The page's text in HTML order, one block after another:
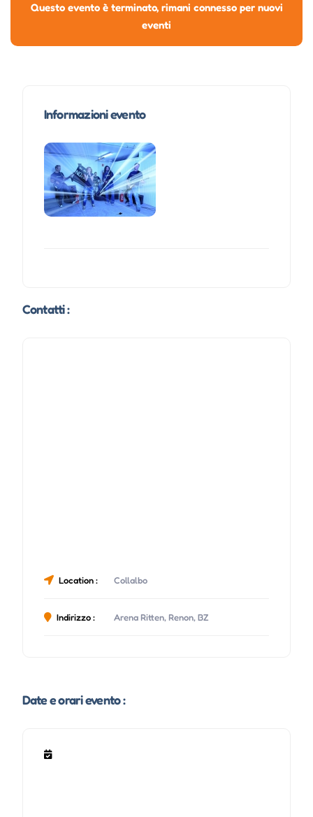
Questo evento è terminato, rimani connesso per nuovi
eventi
Informazioni evento
Contatti :
Location : Collalbo
Indirizzo : Arena Ritten, Renon, BZ
Date e orari evento :